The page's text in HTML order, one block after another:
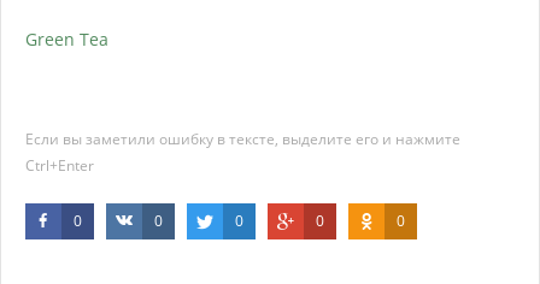
Green Tea
Если вы заметили ошибку в тексте, выделите его и нажмите
Ctrl+Enter
0 0 0 0 0